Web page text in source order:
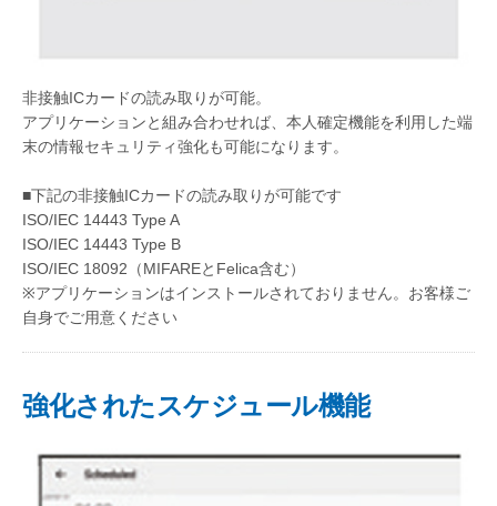
非接触ICカードの読み取りが可能。
アプリケーションと組み合わせれば、本人確定機能を利用した端
末の情報セキュリティ強化も可能になります。
■下記の非接触ICカードの読み取りが可能です
ISO/IEC 14443 Type A
ISO/IEC 14443 Type B
ISO/IEC 18092（MIFAREとFelica含む）
※アプリケーションはインストールされておりません。お客様ご
自身でご用意ください
強化されたスケジュール機能